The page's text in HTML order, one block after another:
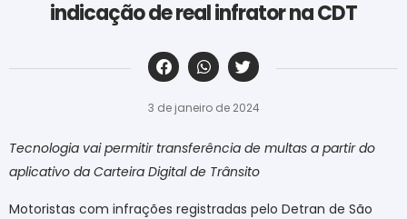
indicação de real infrator na CDT
‎ ‎ ‎ ‎ ‎ ‎ ‎ ‎ ‎ ‎ ‎ ‎ ‎ ‎ ‎ ‎ ‎ ‎ ‎ ‎ ‎ ‎ ‎ ‎ ‎ ‎ ‎ ‎ ‎ ‎ ‎
3 de janeiro de 2024
Tecnologia vai permitir transferência de multas a partir do
aplicativo da Carteira Digital de Trânsito
Motoristas com infrações registradas pelo Detran de São